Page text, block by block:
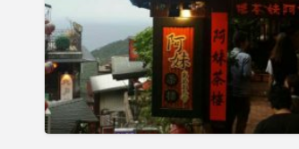
柳.
九
份.
烏
來.
宜
車
隊
為
您
服
務
遊
推
薦
DAVID
車
隊